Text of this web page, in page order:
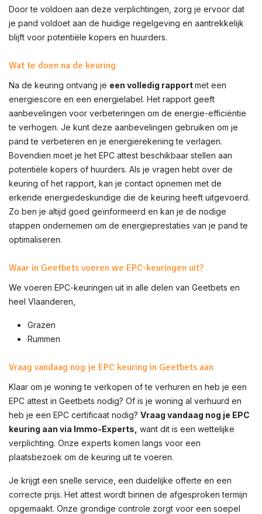
Door te voldoen aan deze verplichtingen, zorg je ervoor dat
je pand voldoet aan de huidige regelgeving en aantrekkelijk
blijft voor potentiële kopers en huurders.
Wat te doen na de keuring
Na de keuring ontvang je een volledig rapportmet een
energiescore en een energielabel. Het rapport geeft
aanbevelingen voor verbeteringen om de energie-efficiëntie
te verhogen. Je kunt deze aanbevelingen gebruiken om je
pand te verbeteren en je energierekening te verlagen.
Bovendien moet je het EPC attest beschikbaar stellen aan
potentiële kopers of huurders. Als je vragen hebt over de
keuring of het rapport, kan je contact opnemen met de
erkende energiedeskundige die de keuring heeft uitgevoerd.
Zo ben je altijd goed geïnformeerd en kan je de nodige
stappen ondernemen om de energieprestaties van je pand te
optimaliseren.
Waar in Geetbets voeren we EPC-keuringen uit?
We voeren EPC-keuringen uit in alle delen van Geetbets en
heel Vlaanderen,
Grazen
Rummen
Vraag vandaag nog je EPC keuring in Geetbets aan
Klaar om je woning te verkopen of te verhuren en heb je een
EPC attest in Geetbets nodig? Of is je woning al verhuurd en
heb je een EPC certificaat nodig? Vraag vandaag nog je EPC
keuring aan via Immo-Experts, want dit is een wettelijke
verplichting. Onze experts komen langs voor een
plaatsbezoek om de keuring uit te voeren.
Je krijgt een snelle service, een duidelijke offerte en een
correcte prijs. Het attest wordt binnen de afgesproken termijn
opgemaakt. Onze grondige controle zorgt voor een soepel